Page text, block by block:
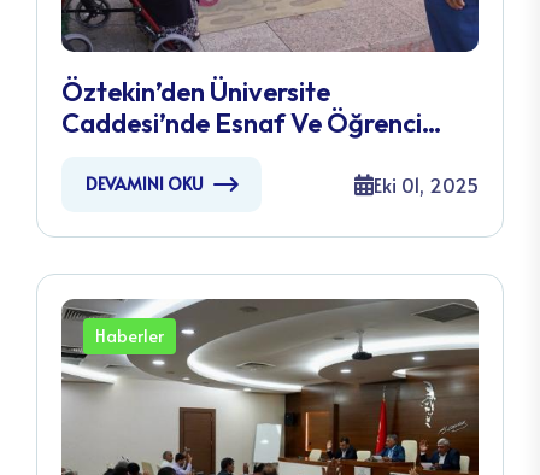
Öztekin’den Üniversite
Caddesi’nde Esnaf Ve Öğrenci
DEVAMINI OKU Eki 01, 2025
Haberler